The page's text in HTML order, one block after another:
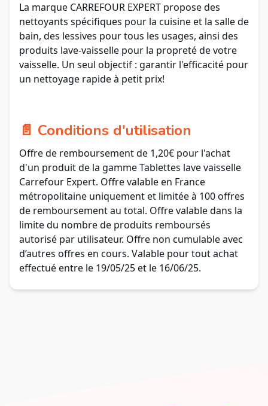
La marque CARREFOUR EXPERT propose des
nettoyants spécifiques pour la cuisine et la salle de
bain, des lessives pour tous les usages, ainsi des
produits lave-vaisselle pour la propreté de votre
vaisselle. Un seul objectif : garantir l'efficacité pour
un nettoyage rapide à petit prix!
📄 Conditions d'utilisation
Offre de remboursement de 1,20€ pour l'achat
d'un produit de la gamme Tablettes lave vaisselle
Carrefour Expert. Offre valable en France
métropolitaine uniquement et limitée à 100 offres
de remboursement au total. Offre valable dans la
limite du nombre de produits remboursés
autorisé par utilisateur. Offre non cumulable avec
d’autres offres en cours. Valable pour tout achat
effectué entre le 19/05/25 et le 16/06/25.